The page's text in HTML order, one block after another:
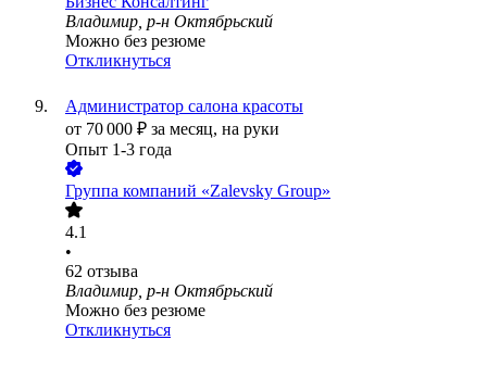
Владимир, р-н Октябрьский
Можно без резюме
Откликнуться
Администратор салона красоты
от 70 000 ₽ за месяц, на руки
Опыт 1-3 года
Группа компаний «Zalevsky Group»
4.1
•
62 отзыва
Владимир, р-н Октябрьский
Можно без резюме
Откликнуться